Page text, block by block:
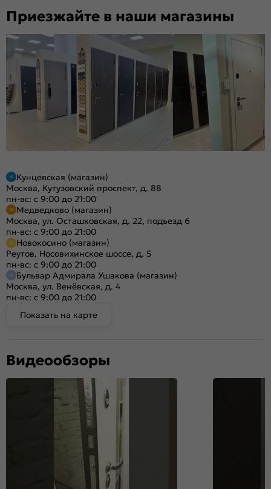
Приезжайте в наши магазины
Кунцевская (магазин)
Москва, Кутузовский проспект, д. 88
пн-вс: с 9:00 до 21:00
Медведково (магазин)
Москва, ул. Осташковская, д. 22, подъезд 6
пн-вс: с 9:00 до 21:00
Новокосино (магазин)
Реутов, Носовихинское шоссе, д. 5
пн-вс: с 9:00 до 21:00
Бульвар Адмирала Ушакова (магазин)
Москва, ул. Венёвская, д. 4
пн-вс: с 9:00 до 21:00
Показать на карте
Видеообзоры